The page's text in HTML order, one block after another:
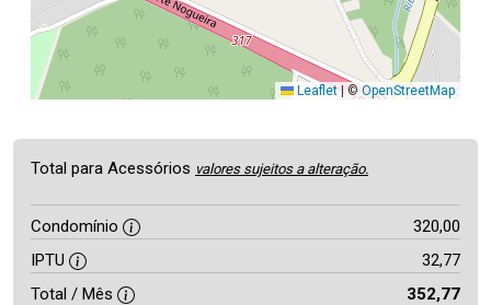
Leaflet | ©OpenStreetMap
Total para Acessórios valores sujeitos a alteração.
Condomínio
320,00
IPTU
32,77
Total / Mês
352,77